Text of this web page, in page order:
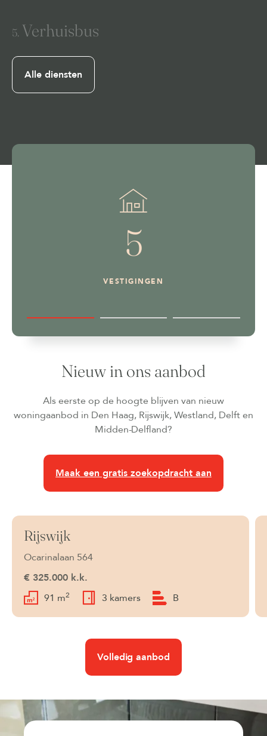
5. Verhuisbus
Alle diensten
5
VESTIGINGEN
Nieuw in ons aanbod
Als eerste op de hoogte blijven van nieuw
woningaanbod in Den Haag, Rijswijk, Westland, Delft en
Midden-Delfland?
Maak een gratis zoekopdracht aan
Beschikbaar
Rijswijk
Ocarinalaan 564
€ 325.000 k.k.
91 m2 3 kamers B
Volledig aanbod